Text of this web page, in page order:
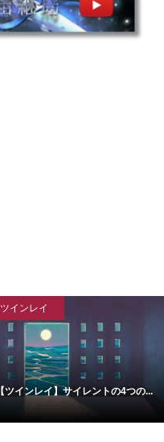
ツインレイ
【ツインレイ】サイレントの4つの...